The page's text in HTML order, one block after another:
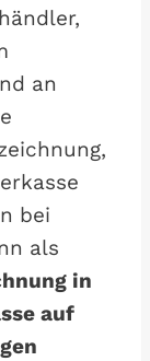
an
bei
als
in
auf